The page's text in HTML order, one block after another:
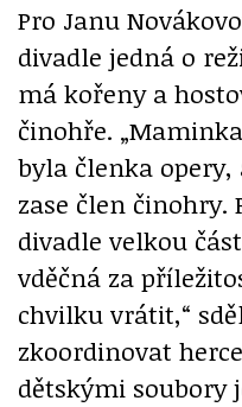
Pro Janu
divadle jedná o
má kořeny a
činohře.
byla členka
zase člen činohry.
divadle velkou
vděčná za
chvilku vrátit,“
zkoordinovat
dětskými soubory